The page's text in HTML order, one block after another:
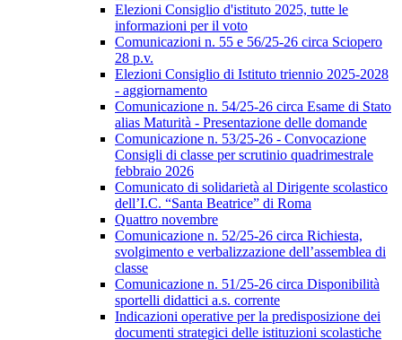
Elezioni Consiglio d'istituto 2025, tutte le
informazioni per il voto
Comunicazioni n. 55 e 56/25-26 circa Sciopero
28 p.v.
Elezioni Consiglio di Istituto triennio 2025-2028
- aggiornamento
Comunicazione n. 54/25-26 circa Esame di Stato
alias Maturità - Presentazione delle domande
Comunicazione n. 53/25-26 - Convocazione
Consigli di classe per scrutinio quadrimestrale
febbraio 2026
Comunicato di solidarietà al Dirigente scolastico
dell’I.C. “Santa Beatrice” di Roma
Quattro novembre
Comunicazione n. 52/25-26 circa Richiesta,
svolgimento e verbalizzazione dell’assemblea di
classe
Comunicazione n. 51/25-26 circa Disponibilità
sportelli didattici a.s. corrente
Indicazioni operative per la predisposizione dei
documenti strategici delle istituzioni scolastiche